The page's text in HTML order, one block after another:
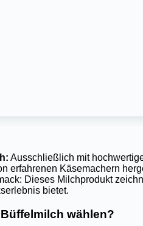
Ausschließlich mit
erfahrenen Käsemachern
Dieses Milchprodukt
bietet.
wählen?